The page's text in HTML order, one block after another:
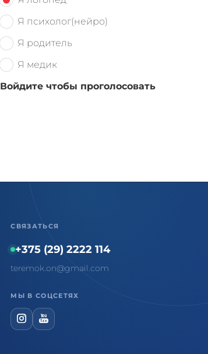
Я психолог(нейро)
Я родитель
Я медик
Войдите чтобы проголосовать
СВЯЗАТЬСЯ
+375 (29) 2222 114
teremok.on@gmail.com
МЫ В СОЦСЕТЯХ